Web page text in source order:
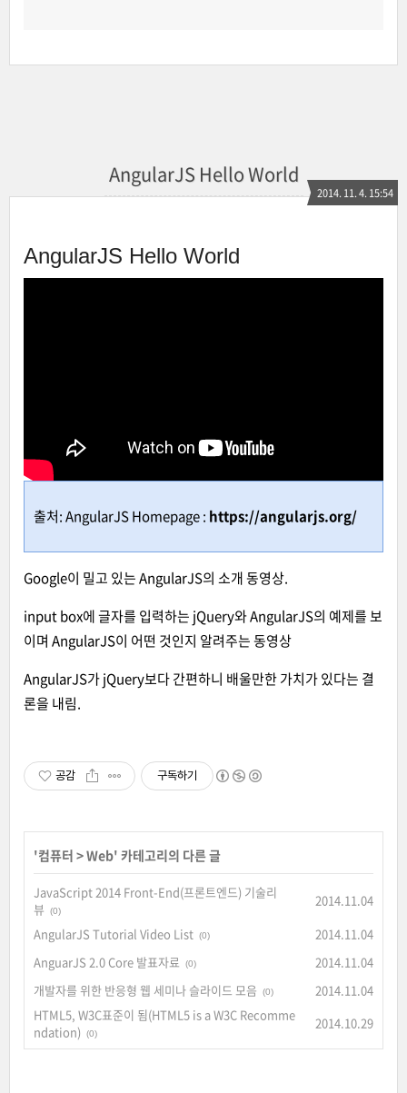
AngularJS Hello World
2014. 11. 4. 15:54
AngularJS Hello World
출처: AngularJS Homepage : https://angularjs.org/
Google이 밀고 있는 AngularJS의 소개 동영상.
input box에 글자를 입력하는 jQuery와 AngularJS의 예제를 보
이며 AngularJS이 어떤 것인지 알려주는 동영상
AngularJS가 jQuery보다 간편하니 배울만한 가치가 있다는 결
론을 내림.
공감 구독하기
'컴퓨터 >Web' 카테고리의 다른 글
JavaScript 2014 Front-End(프론트엔드) 기술리
뷰
(0)
2014.11.04
AngularJS Tutorial Video List (0)
2014.11.04
AnguarJS 2.0 Core 발표자료
(0)
2014.11.04
개발자를 위한 반응형 웹 세미나 슬라이드 모음
(0)
2014.11.04
HTML5, W3C표준이 됨(HTML5 is a W3C Recomme
ndation)
(0)
2014.10.29